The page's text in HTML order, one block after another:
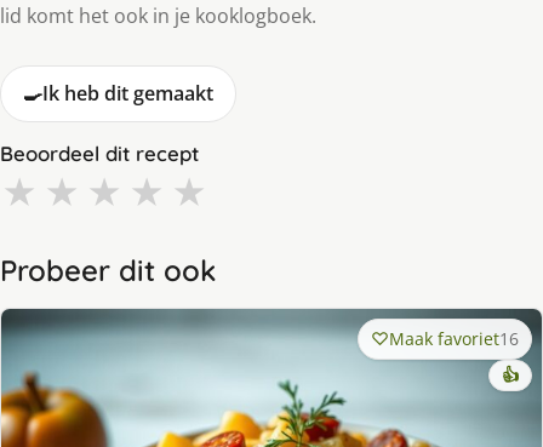
lid komt het ook in je kooklogboek.
🍳Ik heb dit gemaakt
Beoordeel dit recept
★ ★ ★ ★ ★
Probeer dit ook
Maak favoriet16
👍